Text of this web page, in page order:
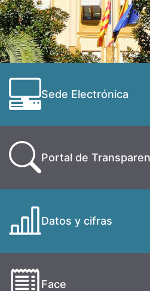
Sede Electrónica
Portal de
Datos y cifras
Face